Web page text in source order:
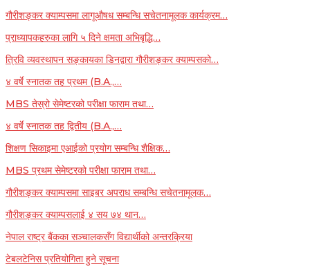
गौरीशङ्कर क्याम्पसमा लागूऔषध सम्बन्धि सचेतनामूलक कार्यक्रम…
प्राध्यापकहरुका लागि ५ दिने क्षमता अभिबृद्धि…
त्रिवि व्यवस्थापन सङ्कायका डिनद्वारा गौरीशङ्कर क्याम्पसको…
४ वर्षे स्नातक तह प्रथम (B.A.,…
MBS तेस्रो सेमेष्टरको परीक्षा फाराम तथा…
४ वर्षे स्नातक तह द्वितीय (B.A.,…
शिक्षण सिकाइमा एआईको प्रयोग सम्बन्धि शैक्षिक…
MBS प्रथम सेमेष्टरको परीक्षा फाराम तथा…
गौरीशङ्कर क्याम्पसमा साइबर अपराध सम्बन्धि सचेतनामूलक…
गौरीशङ्कर क्याम्पसलाई ४ सय ७४ थान…
नेपाल राष्ट्र बैंकका सञ्चालकसँग विद्यार्थीको अन्तरक्रिया
टेबलटेनिस प्रतियोगिता हुने सूचना